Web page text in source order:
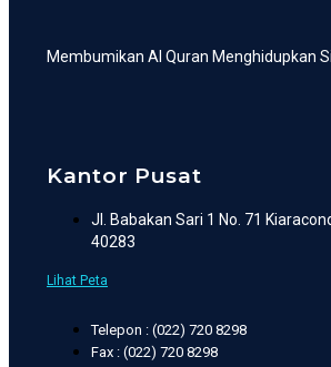
Membumikan Al Quran Menghidupkan
Kantor Pusat
Jl. Babakan Sari 1 No. 71
40283
Lihat Peta
Telepon : (022) 720 8298
Fax : (022) 720 8298